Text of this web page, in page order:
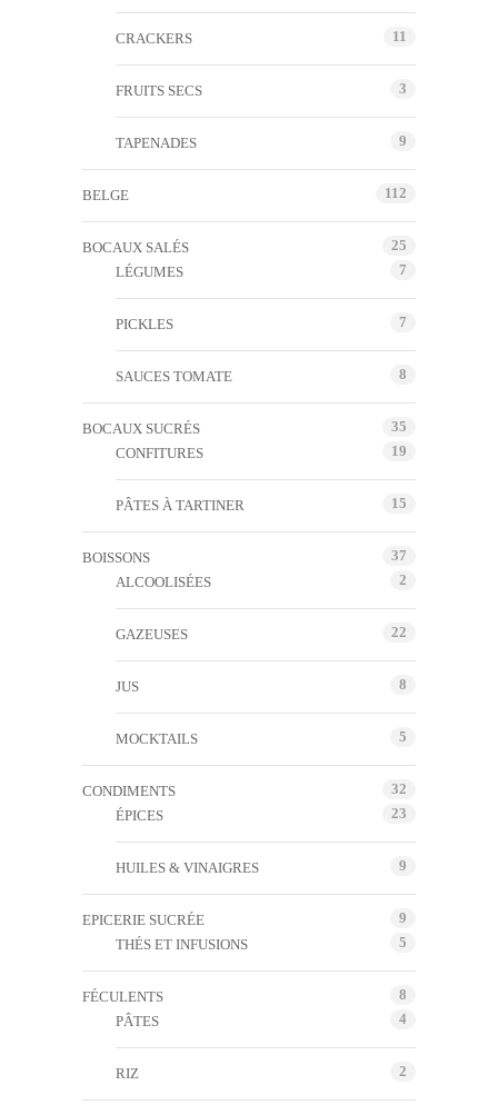
CRACKERS 11
FRUITS SECS 3
TAPENADES 9
BELGE 112
BOCAUX SALÉS
25
LÉGUMES
7
PICKLES 7
SAUCES TOMATE 8
BOCAUX SUCRÉS
35
CONFITURES
19
PÂTES À TARTINER 15
BOISSONS
37
ALCOOLISÉES
2
GAZEUSES 22
JUS 8
MOCKTAILS 5
CONDIMENTS
32
ÉPICES
23
HUILES & VINAIGRES 9
EPICERIE SUCRÉE
9
THÉS ET INFUSIONS
5
FÉCULENTS
8
PÂTES
4
RIZ 2